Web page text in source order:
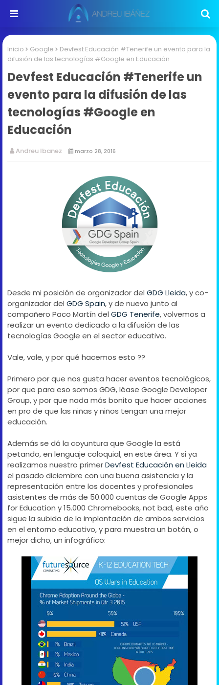
Inicio Google
Devfest Educación #Tenerife un evento para la
difusión de las tecnologías #Google en Educación
Devfest Educación #Tenerife un
evento para la difusión de las
tecnologías #Google en
Educación
Andreu Ibanez marzo 28, 2016
Desde mi posición de organizador del GDG Lleida, y co-
organizador del GDG Spain, y de nuevo junto al
compañero Paco Martín del GDG Tenerife, volvemos a
realizar un evento dedicado a la difusión de las
tecnologías Google en el sector educativo.
Vale, vale, y por qué hacemos esto ??
Primero por que nos gusta hacer eventos tecnológicos,
por que para eso somos GDG, léase Google Developer
Group, y por que nada más bonito que hacer acciones
en pro de que las niñas y niños tengan una mejor
educación.
Además se dá la coyuntura que Google la está
petando, en lenguaje coloquial, en este área. Y si ya
realizamos nuestro primerDevfest Educación en Lleida
el pasado diciembre con una buena asistencia y la
representación entre los docentes y profesionales
asistentes de más de 50.000 cuentas de Google Apps
for Education y 15.000 Chromebooks, not bad, este año
sigue la subida de la implantación de ambos servicios
en el entorno educativo, y para muestra un botón, o
mejor dicho, un infográfico: